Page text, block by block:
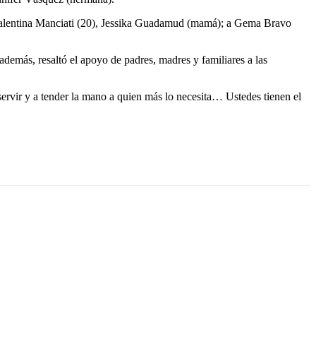
Manciati (20), Jessika Guadamud (mamá); a Gema Bravo
resaltó el apoyo de padres, madres y familiares a las
y a tender la mano a quien más lo necesita… Ustedes tienen el